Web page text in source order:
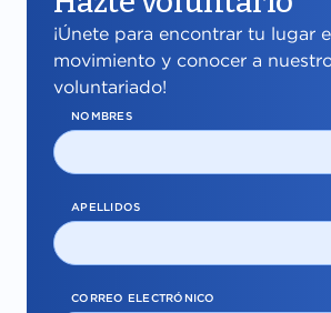
¡Únete para encontrar tu lugar
movimiento y conocer a
voluntariado!